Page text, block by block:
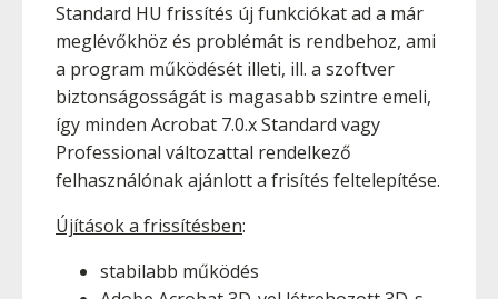
Standard HU frissítés új funkciókat ad a már
meglévőkhöz és problémát is rendbehoz, ami
a program működését illeti, ill. a szoftver
biztonságosságát is magasabb szintre emeli,
így minden Acrobat 7.0.x Standard vagy
Professional változattal rendelkező
felhasználónak ajánlott a frisítés feltelepítése.
Újítások a frissítésben:
stabilabb működés